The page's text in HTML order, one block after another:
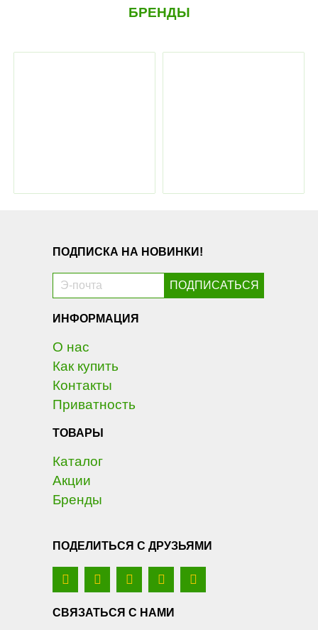
БРЕНДЫ
ПОДПИСКА НА НОВИНКИ!
ИНФОРМАЦИЯ
О нас
Как купить
Контакты
Приватность
ТОВАРЫ
Каталог
Акции
Бренды
ПОДЕЛИТЬСЯ С ДРУЗЬЯМИ
СВЯЗАТЬСЯ С НАМИ